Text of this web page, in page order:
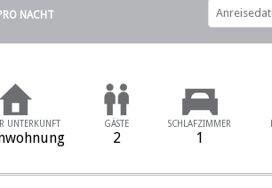
NACHT
UNTERKUNFT GÄSTE
2
SCHLAFZIMMER
1